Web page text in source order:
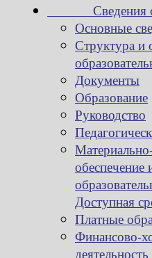
Сведения
Основные
Структура и
Документы
Образование
Руководство
обеспечение
Доступная
Платные
Финансово-
деятельность